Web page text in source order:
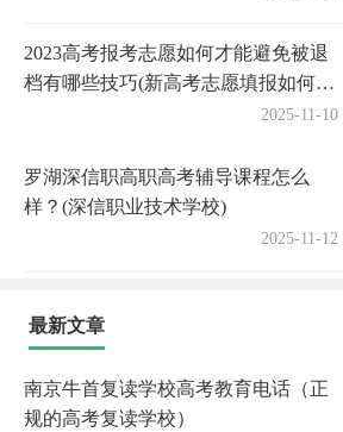
2023高考报考志愿如何才能避免被退
档有哪些技巧(新高考志愿填报如何避
2025-11-10
罗湖深信职高职高考辅导课程怎么
样？(深信职业技术学校)
2025-11-12
最新文章
南京牛首复读学校高考教育电话（正
规的高考复读学校）